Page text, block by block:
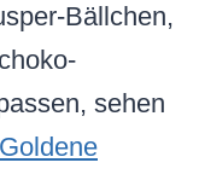
Bällchen,
sehen
Goldene